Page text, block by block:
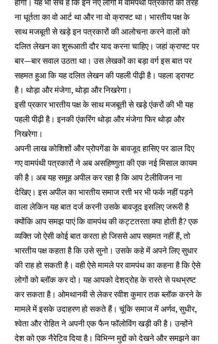
ना धूर्तता का वो आर्ट था और ना वो क्राफ्ट था। भारतीय पक्ष के
साथ मजबूती से खड़े इन पत्रकारों की आलोचना करने वालों को
दलित लेखन का शुरूआती दौर याद करना चाहिए। जहां क्राफ्ट पर
बार—बार सवाल उठता था। उस लेखकों का बड़ा वर्ग इस बात पर
सहमत हुआ कि यह दलित लेखन की पहली पीढ़ी है। पहला ड्राफ्ट
है। थोड़ा और मंजेगा, थोड़ा और निखरेगा।
इसी प्रकार भारतीय पक्ष के साथ मजबूती से खड़े एंकरों की भी यह
पहली पीढ़ी है। इनकी एंकरिंग थोड़ा और मंजेगा फिर थोड़ा और
निखरेगा।
अपनी लाख कोशिशों और प्रोपगेंडा के बावजूद हासिए पर डाल दिए
गए वामपंथी पत्रकारों ने अब असहिष्णुता की एक नई मिसाल कायम
की है। अब यह समूह अपील कर रहा है कि आप टेलीविजन ना
देखिए। इस अपील का भारतीय समाज रत्ती भर भी फर्क नहीं पड़ने
वाला लेकिन यह बात दर्ज करनी उसके बावजूद इसलिए जरूरी है
क्योंकि आप समझ पाएं कि वामपंथ की कट्टतरता क्या होती है? एक
व्यक्ति जो ऐसी कोई बात करता हो जिससे आप सहमत नहीं हैं, तो
भारतीय पक्ष कहता है कि उसे सुनो। उसके कहे में अपने लिए सुधार
की राह हो सकती है। वही ऐसे मामले पर वामपंथ का कहना है कि ऐसे
लोगों को ब्लॉक कर दो। यह आपको देशद्रोह के रास्ते से पथभ्रष्ट
कर सकता है। ओमथानवी से लेकर रवीश कुमार तक ब्लॉक करने के
मामले में इसके उदाहरण हो सकते हैं। चूंकि समाज में अर्णव, सुधीर,
श्वेता और रोहित ने अपनी एक फैन फॉलोविंग खड़ी की है। उन्होंने
देश को एक नैरेटिव दिया है। विभिन्न मुद्दों को देखने और समझने का